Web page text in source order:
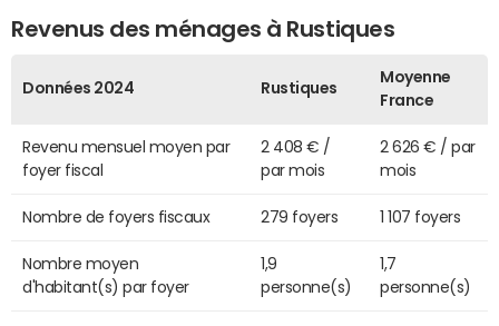
Revenus des ménages à Rustiques
Données 2024 Rustiques
Moyenne
France
Revenu mensuel moyen par
foyer fiscal
2 408 € /
par mois
2 626 € / par
mois
Nombre de foyers fiscaux 279 foyers 1 107 foyers
Nombre moyen
d'habitant(s) par foyer
1,9
personne(s)
1,7
personne(s)